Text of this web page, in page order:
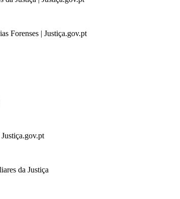
Forenses | Justiça.gov.pt
da Justiça